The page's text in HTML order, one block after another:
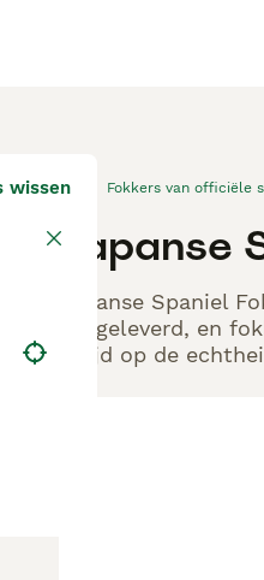
wissen Fokkers van officiële
Japanse
Japanse Spaniel
aangeleverd, en
altijd op de